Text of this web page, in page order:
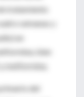
tratamiento
semanas y
en
bien
metformina.
del